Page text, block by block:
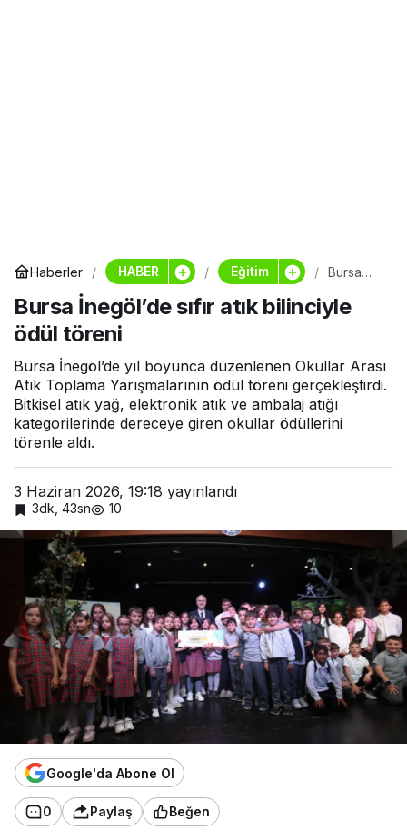
Haberler HABER Eğitim
Bursa
e sıfır
atık
töreni
Bursa İnegöl’de sıfır atık bilinciyle
ödül töreni
Bursa İnegöl’de yıl boyunca düzenlenen Okullar Arası
Atık Toplama Yarışmalarının ödül töreni gerçekleştirdi.
Bitkisel atık yağ, elektronik atık ve ambalaj atığı
kategorilerinde dereceye giren okullar ödüllerini
törenle aldı.
3 Haziran 2026, 19:18 yayınlandı
3dk, 43sn 10
Google'da Abone Ol
0 Paylaş Beğen